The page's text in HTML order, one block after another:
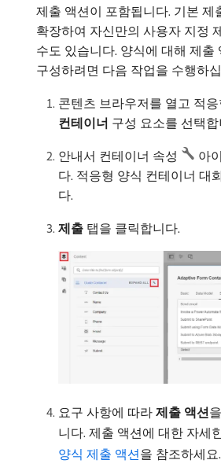
제출 액션이 포함됩니다. 기본 제
확장하여 자신만의 사용자 지정
수도 있습니다. 양식에 대해 제출
구성하려면 다음 작업을 수행하
콘텐츠 브라우저를 열고 적
컨테이너 구성 요소를 선택합
안내서 컨테이너 속성
아
다. 적응형 양식 컨테이너 대
다.
제출 탭을 클릭합니다.
요구 사항에 따라 제출 액션
니다. 제출 액션에 대한 자세
양식 제출 액션을 참조하세요.